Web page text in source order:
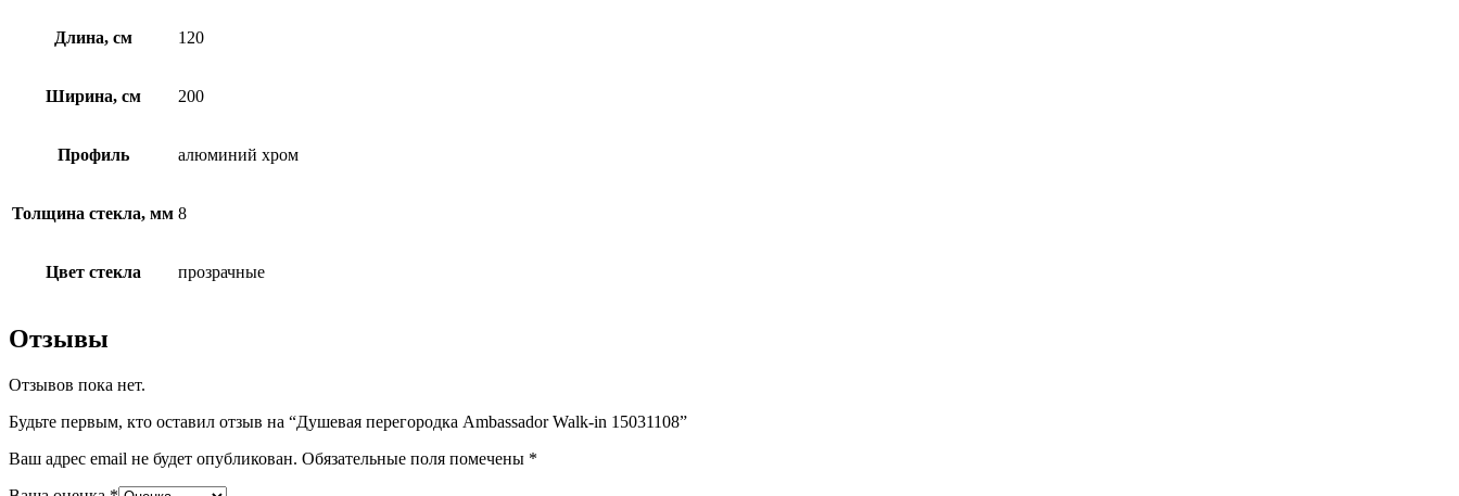
Длина, см 120
Ширина, см 200
Профиль алюминий хром
Толщина стекла, мм 8
Цвет стекла прозрачные
Отзывы
Отзывов пока нет.
Будьте первым, кто оставил отзыв на “Душевая перегородка Ambassador Walk-in 15031108”
Ваш адрес email не будет опубликован. Обязательные поля помечены *